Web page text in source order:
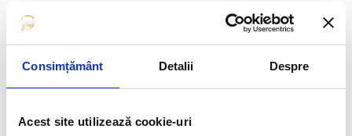
Consimțământ Detalii Despre
Acest site utilizează cookie-uri
Argint – Seul 1988: Gabriela Potorac (sărituri)
Argint – Seul 1988: Aurelia Dobre, Eugenia Golea, Celestina Popa,
Gabriela Potorac, Daniela Silivaș, Camelia Voinea (echipe)